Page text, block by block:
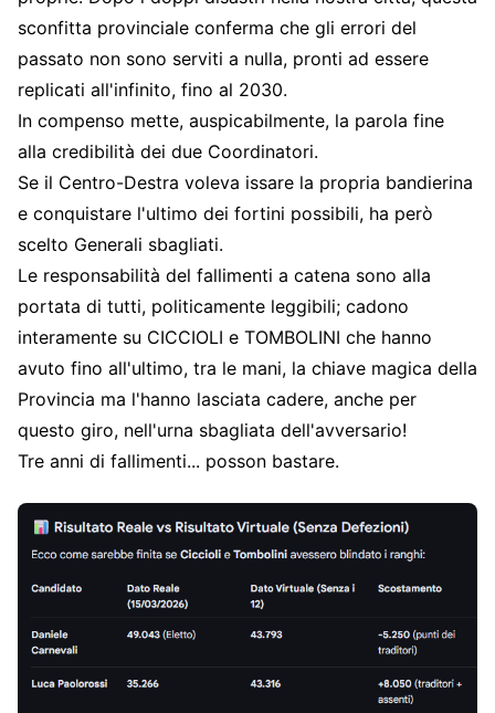
sconfitta provinciale conferma che gli errori del
passato non sono serviti a nulla, pronti ad essere
replicati all'infinito, fino al 2030.
In compenso mette, auspicabilmente, la parola fine
alla credibilità dei due Coordinatori.
Se il Centro-Destra voleva issare la propria bandierina
e conquistare l'ultimo dei fortini possibili, ha però
scelto Generali sbagliati.
Le responsabilità del fallimenti a catena sono alla
portata di tutti, politicamente leggibili; cadono
interamente su CICCIOLI e TOMBOLINI che hanno
avuto fino all'ultimo, tra le mani, la chiave magica della
Provincia ma l'hanno lasciata cadere, anche per
questo giro, nell'urna sbagliata dell'avversario!
Tre anni di fallimenti... posson bastare.